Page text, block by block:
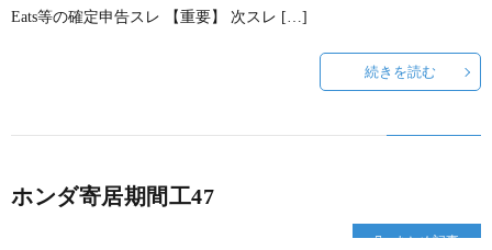
Eats等の確定申告スレ 【重要】 次スレ […]
続きを読む
ホンダ寄居期間工47
まとめ記事